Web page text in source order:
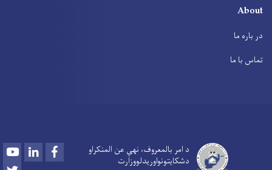
About
در باره ما
تماس با ما
د امر بالمعروف، نهي عن المنکراو
دشکایتونواوريدلووزارت
YoutubeLinkedInFacebook